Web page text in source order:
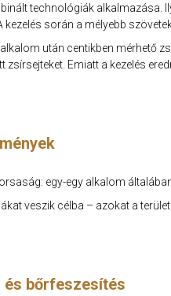
technológiák alkalmazása.
során a mélyebb
után centikben mérhető
Emiatt a kezelés
egy-egy alkalom
veszik célba – azokat a
és bőrfeszesítés